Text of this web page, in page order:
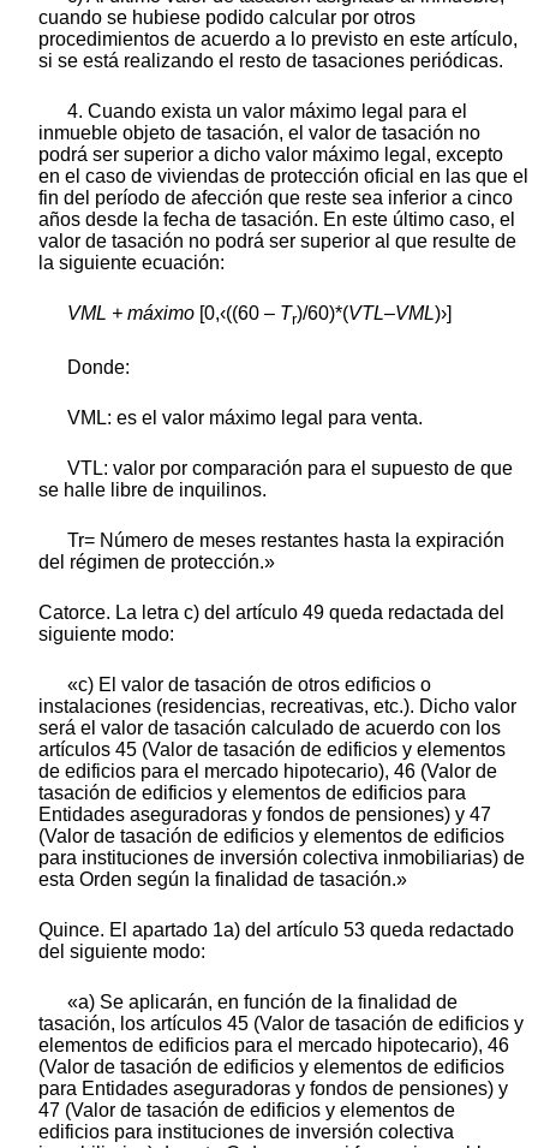
cuando se hubiese podido calcular por otros
procedimientos de acuerdo a lo previsto en este artículo,
si se está realizando el resto de tasaciones periódicas.
4. Cuando exista un valor máximo legal para el
inmueble objeto de tasación, el valor de tasación no
podrá ser superior a dicho valor máximo legal, excepto
en el caso de viviendas de protección oficial en las que el
fin del período de afección que reste sea inferior a cinco
años desde la fecha de tasación. En este último caso, el
valor de tasación no podrá ser superior al que resulte de
la siguiente ecuación:
VML + máximo [0,‹((60 – Tr)/60)*(VTL–VML)›]
Donde:
VML: es el valor máximo legal para venta.
VTL: valor por comparación para el supuesto de que
se halle libre de inquilinos.
Tr= Número de meses restantes hasta la expiración
del régimen de protección.»
Catorce. La letra c) del artículo 49 queda redactada del
siguiente modo:
«c) El valor de tasación de otros edificios o
instalaciones (residencias, recreativas, etc.). Dicho valor
será el valor de tasación calculado de acuerdo con los
artículos 45 (Valor de tasación de edificios y elementos
de edificios para el mercado hipotecario), 46 (Valor de
tasación de edificios y elementos de edificios para
Entidades aseguradoras y fondos de pensiones) y 47
(Valor de tasación de edificios y elementos de edificios
para instituciones de inversión colectiva inmobiliarias) de
esta Orden según la finalidad de tasación.»
Quince. El apartado 1a) del artículo 53 queda redactado
del siguiente modo:
«a) Se aplicarán, en función de la finalidad de
tasación, los artículos 45 (Valor de tasación de edificios y
elementos de edificios para el mercado hipotecario), 46
(Valor de tasación de edificios y elementos de edificios
para Entidades aseguradoras y fondos de pensiones) y
47 (Valor de tasación de edificios y elementos de
edificios para instituciones de inversión colectiva